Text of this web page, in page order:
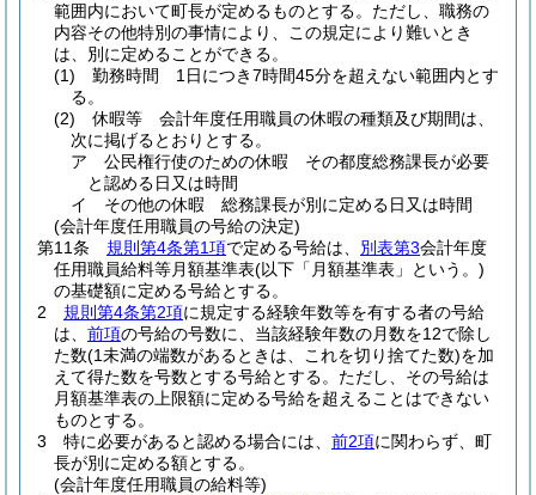
範囲内において町長が定めるものとする。 ただし、職務の
内容その他特別の事情により、この規定により難いとき
は、別に定めることができる。
(1)
勤務時間 1日につき7時間45分を超えない範囲内とす
る。
(2)
休暇等 会計年度任用職員の休暇の種類及び期間は、
次に掲げるとおりとする。
ア
公民権行使のための休暇 その都度総務課長が必要
と認める日又は時間
イ
その他の休暇 総務課長が別に定める日又は時間
(会計年度任用職員の号給の決定)
第11条
規則第4条第1項で定める号給は、 別表第3会計年度
任用職員給料等月額基準表(以下「月額基準表」という。)
の基礎額に定める号給とする。
2
規則第4条第2項に規定する経験年数等を有する者の号給
は、 前項の号給の号数に、当該経験年数の月数を12で除し
た数(1未満の端数があるときは、これを切り捨てた数)を加
えて得た数を号数とする号給とする。 ただし、その号給は
月額基準表の上限額に定める号給を超えることはできない
ものとする。
3
特に必要があると認める場合には、 前2項に関わらず、町
長が別に定める額とする。
(会計年度任用職員の給料等)